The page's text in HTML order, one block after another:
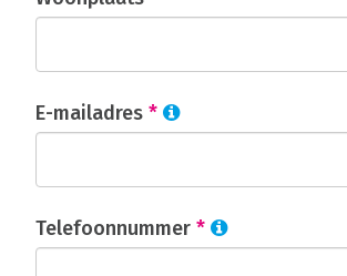
E-mailadres *
Telefoonnummer *